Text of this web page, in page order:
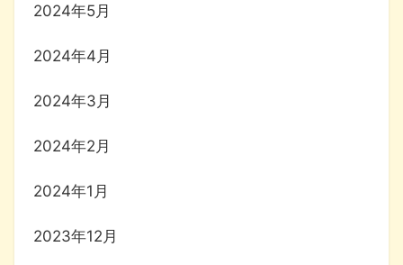
2024年5月
2024年4月
2024年3月
2024年2月
2024年1月
2023年12月